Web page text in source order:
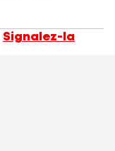
Signalez-la